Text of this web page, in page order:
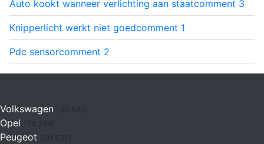
Auto kookt wanneer verlichting aan staatcomment 3
Knipperlicht werkt niet goedcomment 1
Pdc sensorcomment 2
Volkswagen (30.624)
Opel
Peugeot